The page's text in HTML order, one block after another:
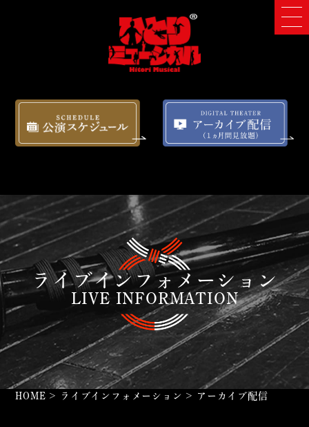
ライブインフォメーション
LIVE INFORMATION
HOME > ライブインフォメーション > アーカイブ配信